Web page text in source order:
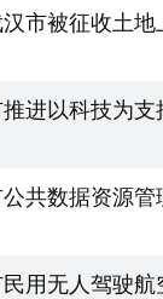
市被征收土
进以科技为
共数据资源
用无人驾驶